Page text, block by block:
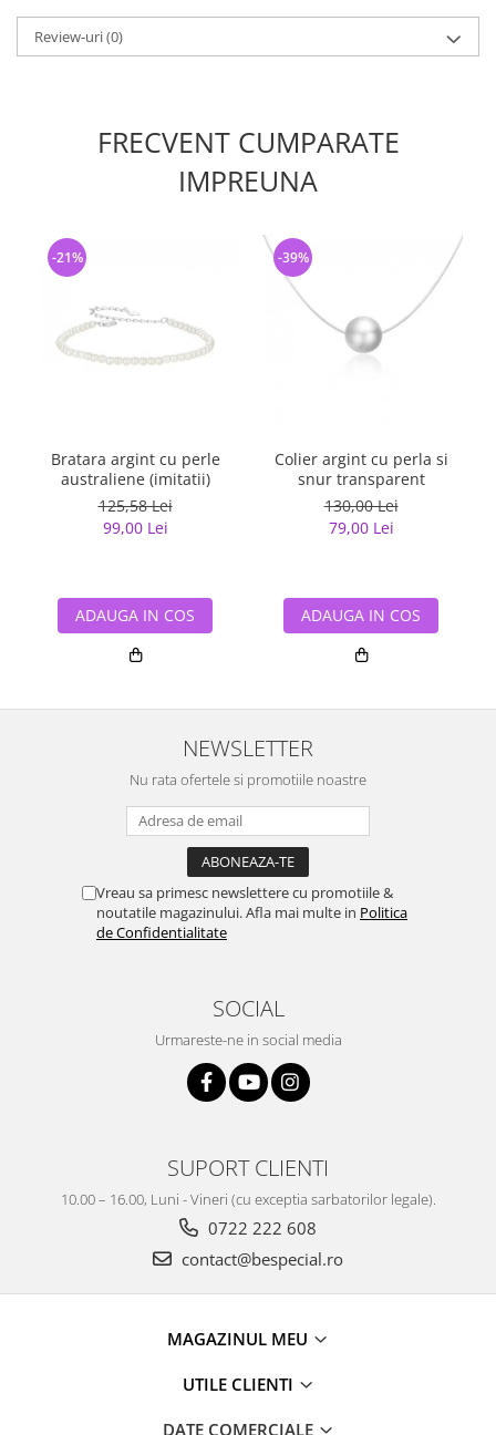
Review-uri(0)
FRECVENT CUMPARATE
IMPREUNA
Bratara argint cu perle
australiene (imitatii)
125,58 Lei
99,00 Lei
-21%
ADAUGA IN COS
Colier argint cu perla si
snur transparent
130,00 Lei
79,00 Lei
-39%
ADAUGA IN COS
NEWSLETTER
Nu rata ofertele si promotiile noastre
Vreau sa primesc newslettere cu promotiile &
noutatile magazinului. Afla mai multe in Politica
de Confidentialitate
SOCIAL
Urmareste-ne in social media
SUPORT CLIENTI
10.00 – 16.00, Luni - Vineri (cu exceptia sarbatorilor legale).
0722 222 608
contact@bespecial.ro
MAGAZINUL MEU
UTILE CLIENTI
DATE COMERCIALE